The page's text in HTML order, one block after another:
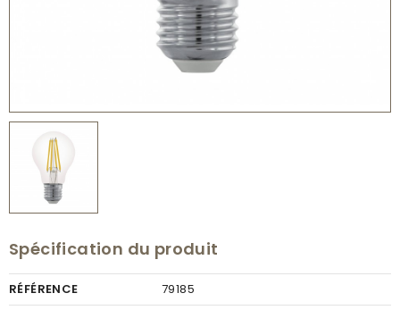
Spécification du produit
RÉFÉRENCE
79185